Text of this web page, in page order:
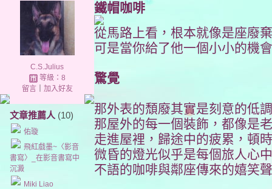
C.S.Julius
等級：8
留言｜ 加入好友
文章推薦人 (10)
佑璇
飛紅戲墨~〈影音
書寫〉_在影音書寫中
沉澱
Miki Liao
鐵帽咖啡
從馬路上看，根本就像是座廢
可是當你給了他一個小小的機
驚覺
那外表的頹廢其實是刻意的低
那屋外的每一個裝飾，都像是
走進屋裡，歸途中的疲累，頓
微昏的燈光似乎是每個旅人心
不語的咖啡與鄰座傳來的嬉笑